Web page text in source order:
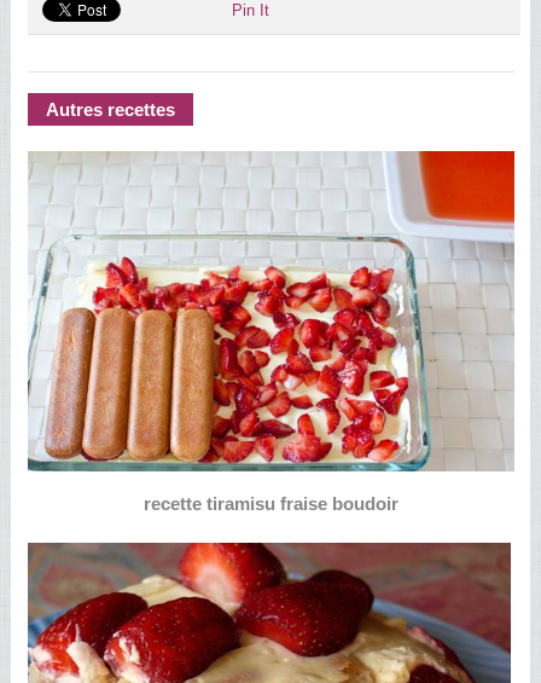
Pin It
Autres recettes
recette tiramisu fraise boudoir